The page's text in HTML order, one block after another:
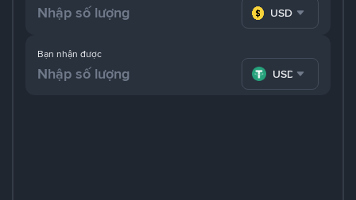
USD
Bạn nhận được
USDT